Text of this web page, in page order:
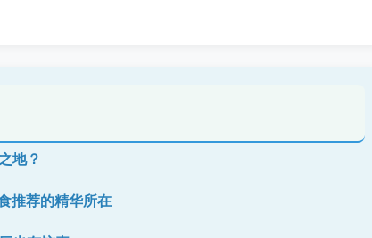
地？
推荐的精华所在